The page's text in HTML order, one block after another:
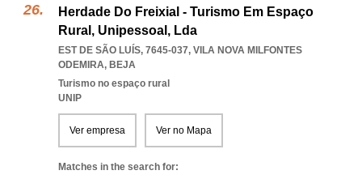
Herdade Do Freixial - Turismo Em Espaço
Rural, Unipessoal, Lda
EST DE SÃO LUÍS, 7645-037, VILA NOVA MILFONTES
ODEMIRA, BEJA
Turismo no espaço rural
UNIP
Ver empresa Ver no Mapa
Matches in the search for: